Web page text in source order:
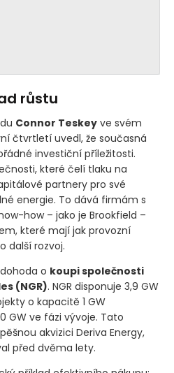
růstu
Connor Teskey ve svém
čtvrtletí uvedl, že současná
investiční příležitosti.
které čelí tlaku na
partnery pro své
energie. To dává firmám s
how – jako je Brookfield –
které mají jak provozní
další rozvoj.
o koupi společnosti
(NGR). NGR disponuje 3,9 GW
o kapacitě 1 GW
GW ve fázi vývoje. Tato
akvizici Deriva Energy,
před dvěma lety.